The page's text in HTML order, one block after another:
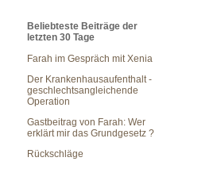
Beliebteste Beiträge der
letzten 30 Tage
Farah im Gespräch mit Xenia
Der Krankenhausaufenthalt -
geschlechtsangleichende
Operation
Gastbeitrag von Farah: Wer
erklärt mir das Grundgesetz ?
Rückschläge